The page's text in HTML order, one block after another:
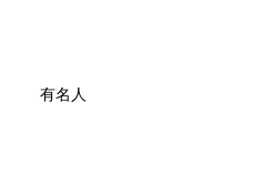
有名人